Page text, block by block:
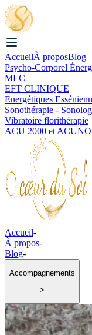
AccueilÀ proposBlog
Psycho-Corporel
MLC
EFT CLINIQUE
Energétiques
Sonothérapie -
Vibratoire florithérapie
ACU 2000 et
Accueil-
À propos-
Blog-
Accompagnements
>